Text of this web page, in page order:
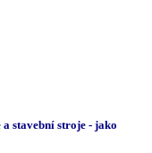
stavební stroje - jako